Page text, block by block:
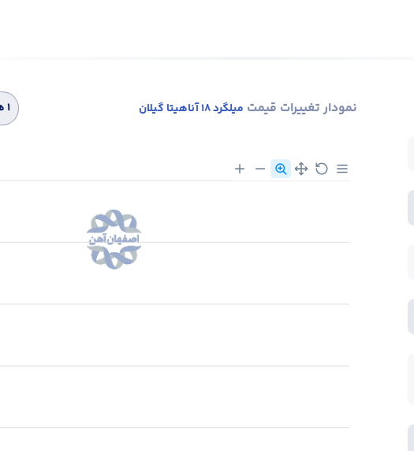
نمودار تغییرات قیمت میلگرد 18 آناهیتا گیلان ۱ هفته